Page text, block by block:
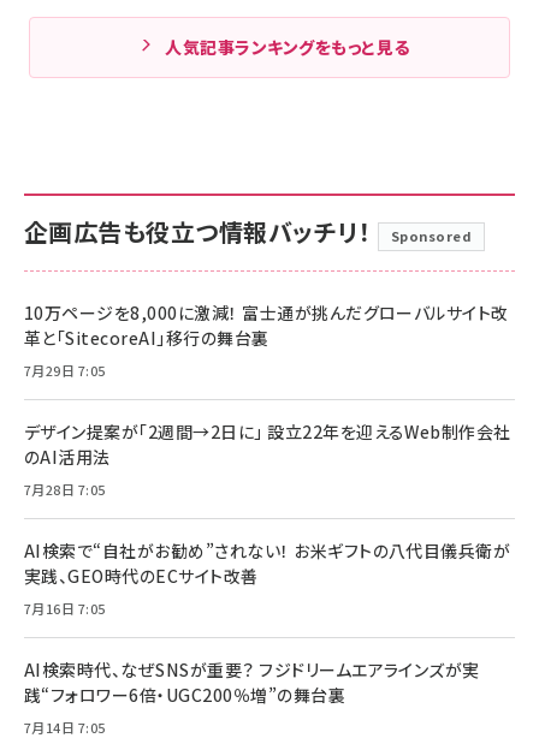
人気記事ランキングをもっと見る
企画広告も役立つ情報バッチリ！ Sponsored
10万ページを8,000に激減！ 富士通が挑んだグローバルサイト改
革と「SitecoreAI」移行の舞台裏
7月29日 7:05
デザイン提案が「2週間→2日に」 設立22年を迎えるWeb制作会社
のAI活用法
7月28日 7:05
AI検索で“自社がお勧め”されない！ お米ギフトの八代目儀兵衛が
実践、GEO時代のECサイト改善
7月16日 7:05
AI検索時代、なぜSNSが重要？ フジドリームエアラインズが実
践“フォロワー6倍・UGC200％増”の舞台裏
7月14日 7:05